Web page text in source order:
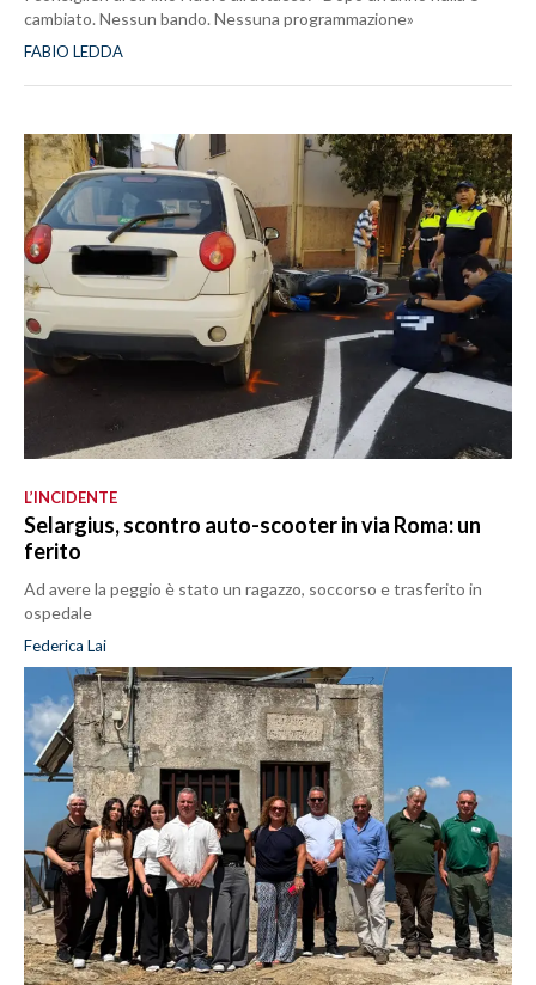
cambiato. Nessun bando. Nessuna programmazione»
FABIO LEDDA
L’INCIDENTE
Selargius, scontro auto-scooter in via Roma: un
ferito
Ad avere la peggio è stato un ragazzo, soccorso e trasferito in
ospedale
Federica Lai